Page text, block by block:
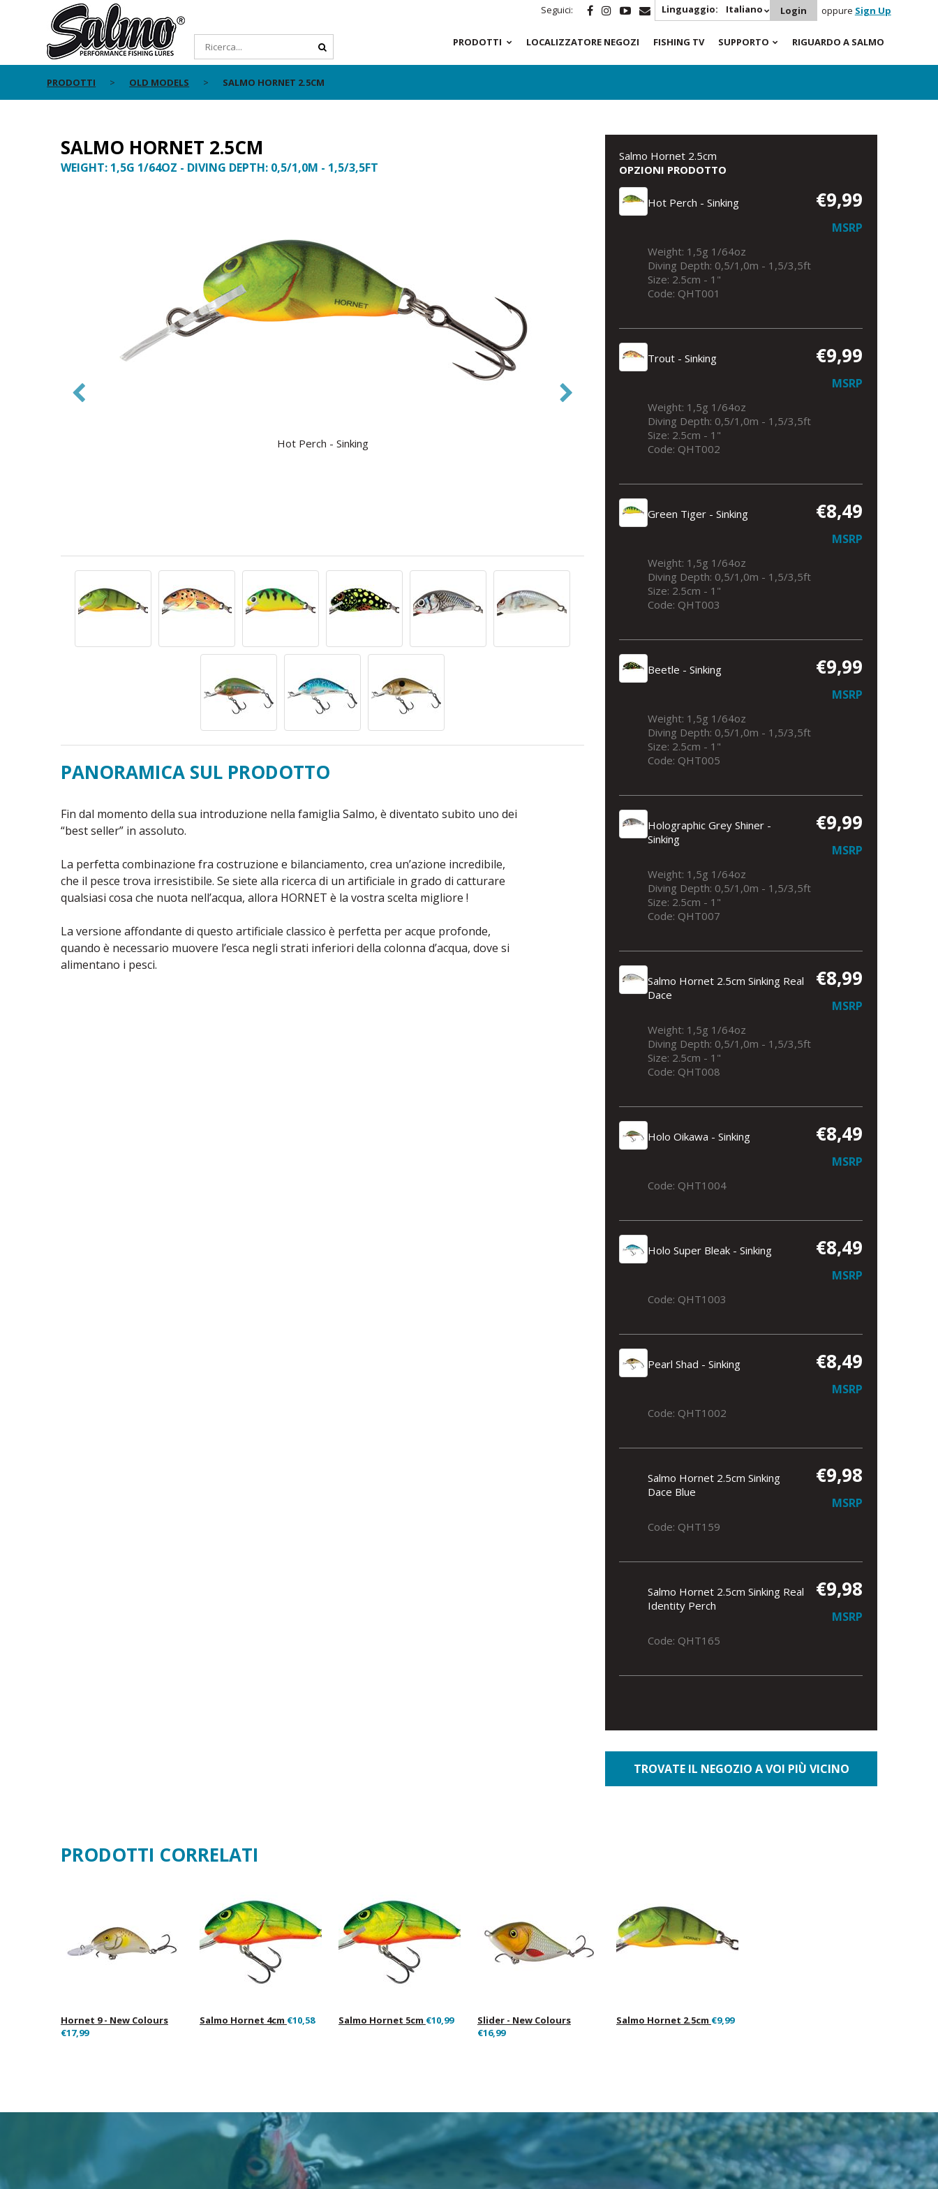
Seguici: Linguaggio: Italiano Login oppure Sign Up
PRODOTTI LOCALIZZATORE NEGOZI FISHING TV SUPPORTO RIGUARDO A SALMO
PRODOTTI OLD MODELS SALMO HORNET 2.5CM
SALMO HORNET 2.5CM
WEIGHT: 1,5G 1/64OZ - DIVING DEPTH: 0,5/1,0M - 1,5/3,5FT
Hot Perch - Sinking
PANORAMICA SUL PRODOTTO
Fin dal momento della sua introduzione nella famiglia Salmo, è diventato subito uno dei
“best seller” in assoluto.
La perfetta combinazione fra costruzione e bilanciamento, crea un’azione incredibile,
che il pesce trova irresistibile. Se siete alla ricerca di un artificiale in grado di catturare
qualsiasi cosa che nuota nell’acqua, allora HORNET è la vostra scelta migliore !
La versione affondante di questo artificiale classico è perfetta per acque profonde,
quando è necessario muovere l’esca negli strati inferiori della colonna d’acqua, dove si
alimentano i pesci.
Salmo Hornet 2.5cm
OPZIONI PRODOTTO
Hot Perch - Sinking €9,99
MSRP
Weight: 1,5g 1/64oz
Diving Depth: 0,5/1,0m - 1,5/3,5ft
Size: 2.5cm - 1"
Code: QHT001
Trout - Sinking €9,99
MSRP
Weight: 1,5g 1/64oz
Diving Depth: 0,5/1,0m - 1,5/3,5ft
Size: 2.5cm - 1"
Code: QHT002
Green Tiger - Sinking €8,49
MSRP
Weight: 1,5g 1/64oz
Diving Depth: 0,5/1,0m - 1,5/3,5ft
Size: 2.5cm - 1"
Code: QHT003
Beetle - Sinking €9,99
MSRP
Weight: 1,5g 1/64oz
Diving Depth: 0,5/1,0m - 1,5/3,5ft
Size: 2.5cm - 1"
Code: QHT005
Holographic Grey Shiner -
Sinking
€9,99
MSRP
Weight: 1,5g 1/64oz
Diving Depth: 0,5/1,0m - 1,5/3,5ft
Size: 2.5cm - 1"
Code: QHT007
Salmo Hornet 2.5cm Sinking Real
Dace
€8,99
MSRP
Weight: 1,5g 1/64oz
Diving Depth: 0,5/1,0m - 1,5/3,5ft
Size: 2.5cm - 1"
Code: QHT008
Holo Oikawa - Sinking €8,49
MSRP
Code: QHT1004
Holo Super Bleak - Sinking €8,49
MSRP
Code: QHT1003
Pearl Shad - Sinking €8,49
MSRP
Code: QHT1002
Salmo Hornet 2.5cm Sinking
Dace Blue
€9,98
MSRP
Code: QHT159
Salmo Hornet 2.5cm Sinking Real
Identity Perch
€9,98
MSRP
Code: QHT165
TROVATE IL NEGOZIO A VOI PIÙ VICINO
PRODOTTI CORRELATI
Hornet 9 - New Colours
€17,99
Salmo Hornet 4cm €10,58 Salmo Hornet 5cm €10,99
Slider - New Colours
€16,99
Salmo Hornet 2.5cm €9,99